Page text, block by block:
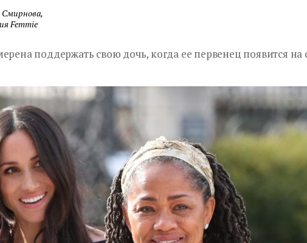
Смирнова,
Femmie
поддержать свою дочь, когда ее первенец появится на